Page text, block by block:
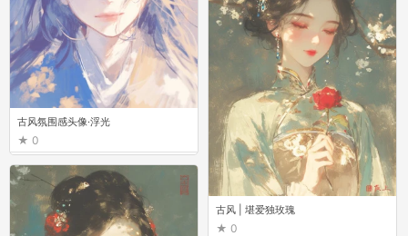
古风氛围感头像·浮光
0
古风 | 堪爱独玫瑰
0